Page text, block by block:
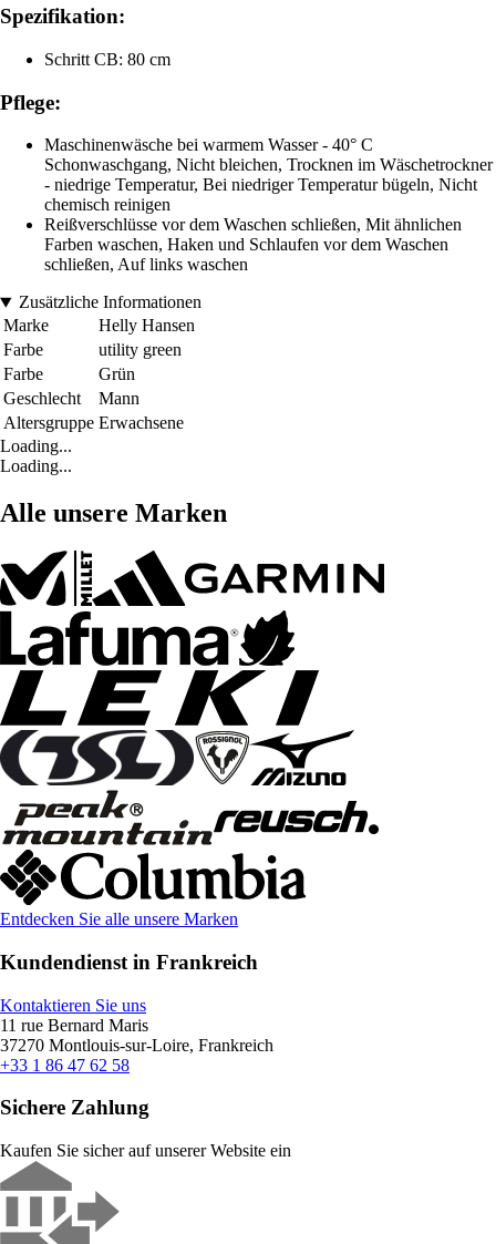
Spezifikation:
Schritt CB: 80 cm
Pflege:
Maschinenwäsche bei warmem Wasser - 40° C
Schonwaschgang, Nicht bleichen, Trocknen im Wäschetrockner
- niedrige Temperatur, Bei niedriger Temperatur bügeln, Nicht
chemisch reinigen
Reißverschlüsse vor dem Waschen schließen, Mit ähnlichen
Farben waschen, Haken und Schlaufen vor dem Waschen
schließen, Auf links waschen
Zusätzliche Informationen
Marke
Helly Hansen
Farbe
utility green
Farbe
Grün
Geschlecht
Mann
Altersgruppe Erwachsene
Loading...
Loading...
Alle unsere Marken
Entdecken Sie alle unsere Marken
Kundendienst in Frankreich
Kontaktieren Sie uns
11 rue Bernard Maris
37270 Montlouis-sur-Loire, Frankreich
+33 1 86 47 62 58
Sichere Zahlung
Kaufen Sie sicher auf unserer Website ein